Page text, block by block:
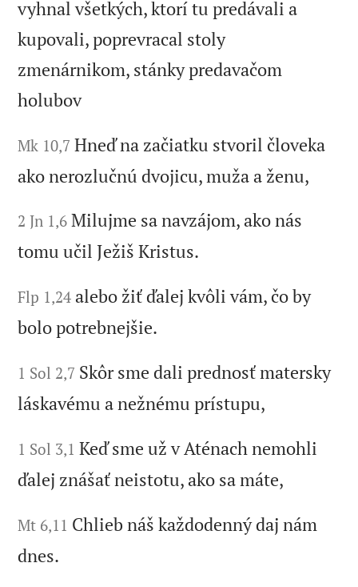
vyhnal všetkých, ktorí tu predávali a
kupovali, poprevracal stoly
zmenárnikom, stánky predavačom
holubov
Mk 10,7 Hneď na začiatku stvoril človeka
ako nerozlučnú dvojicu, muža a ženu,
2 Jn 1,6 Milujme sa navzájom, ako nás
tomu učil Ježiš Kristus.
Flp 1,24 alebo žiť ďalej kvôli vám, čo by
bolo potrebnejšie.
1 Sol 2,7 Skôr sme dali prednosť matersky
láskavému a nežnému prístupu,
1 Sol 3,1 Keď sme už v Aténach nemohli
ďalej znášať neistotu, ako sa máte,
Mt 6,11 Chlieb náš každodenný daj nám
dnes.